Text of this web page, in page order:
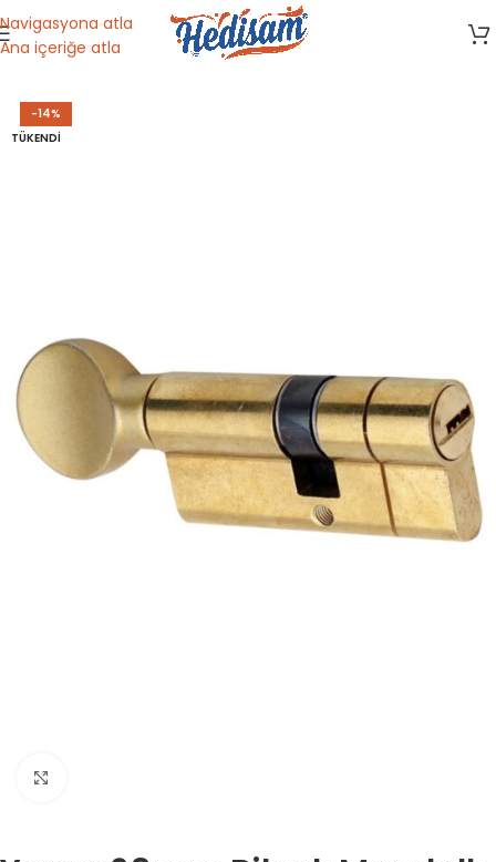
Navigasyona atla
Ana içeriğe atla
Ana Sayfa/ Kapı-Kapı Hırdavatı
-14%
TÜKENDI